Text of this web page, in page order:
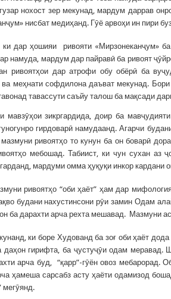
нохост зер мекунад, мардум даррав
нисбат медиҳанд. Гӯё арвоҳи ин пири
ки дар ҳошияи ривояти «Мирзонеканҷум»
намуда, мардум дар пайравӣ ба ривоят
ривоятҳои дар атрофи обу обёрӣ ба
меҳнати софдилона даъват мекунад.
тавассути саъйу талош ба мақсади
мавзӯҳои зикргардида, доир ба
гирдоварӣ намудаанд. Агарчи
ривоятҳо то кунун ба он боварӣ
мебошад. Табиист, ки чун сухан аз
мардуми омма ҳуқуқи инкор кардани
ривоятҳо “оби ҳаёт” ҳам дар
будани нахустинсони рӯи замин Одам
ба дарахти арча рехта мешавад. Мазмуни
ки боре Худованд ба зоғ оби ҳаёт
даҳон гирифта, ба ҷустуҷӯи одам меравад.
арча буд, “қарр”-гӯён овоз мебарорад.
ҳамеша сарсабз асту ҳаёти одамизод
мегӯянд.